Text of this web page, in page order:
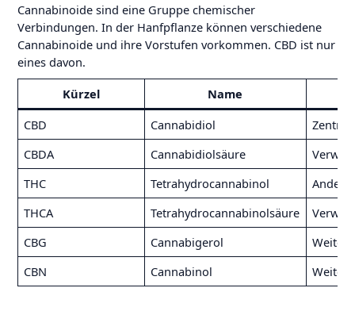
Cannabinoide sind eine Gruppe chemischer
Verbindungen. In der Hanfpflanze können verschiedene
Cannabinoide und ihre Vorstufen vorkommen. CBD ist nur
eines davon.
Kürzel
Name
CBD
Cannabidiol
CBDA
Cannabidiolsäure
THC
Tetrahydrocannabinol
THCA
Tetrahydrocannabinolsäure
CBG
Cannabigerol
CBN
Cannabinol